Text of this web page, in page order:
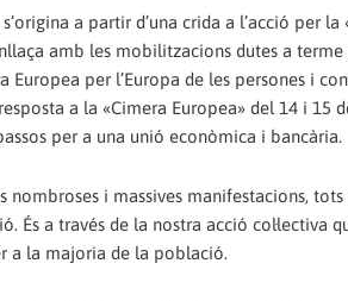
a partir d’una crida a l’acció per la
amb les mobilitzacions dutes a
Europea per l’Europa de les persones i
a la «Cimera Europea» del 14 i 15
per a una unió econòmica i bancària.
nombroses i massives manifestacions,
És a través de la nostra acció
a la majoria de la població.